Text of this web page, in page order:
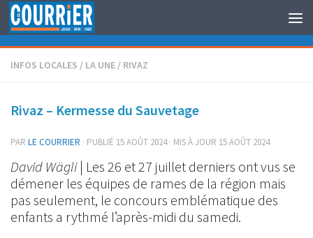
Au dessous du contenu
INFOS LOCALES / LA UNE / RIVAZ
Rivaz – Kermesse du Sauvetage
PAR LE COURRIER · PUBLIÉ 15 AOÛT 2024· MIS À JOUR 15 AOÛT 2024
David Wägli | Les 26 et 27 juillet derniers ont vus se
démener les équipes de rames de la région mais
pas seulement, le concours emblématique des
enfants a rythmé l’après-midi du samedi.